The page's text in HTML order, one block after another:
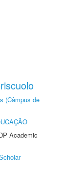
(Câmpus de
Academic